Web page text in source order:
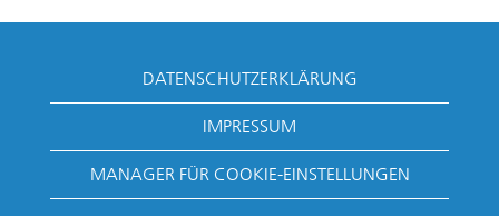
DATENSCHUTZERKLÄRUNG
IMPRESSUM
MANAGER FÜR COOKIE-EINSTELLUNGEN